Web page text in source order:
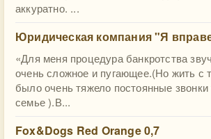
аккуратно. ...
Юридическая компания "Я
«Для меня процедура банкротства
очень сложное и пугающее.(Но жить с
было очень тяжело постоянные
семье ).В...
Fox&Dogs Red Orange 0,7